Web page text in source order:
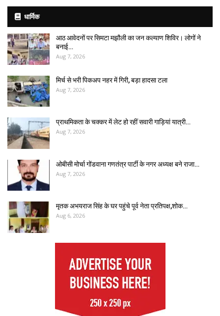
धार्मिक
आठ आवेदनों पर सिमटा मझौली का जन कल्याण शिविर। लोगों ने
बनाई…
Aug 7, 2026
मिर्च से भरी पिकअप नहर में गिरी, बड़ा हादसा टला
Aug 7, 2026
प्राथमिकता के चक्कर में लेट हो रहीं सवारी गाड़ियां यात्री…
Aug 7, 2026
ओबीसी मोर्चा गोंडवाना गणतंत्र पार्टी के नगर अध्यक्ष बने राजा…
Aug 7, 2026
मृतक अभयराज सिंह के घर पहुंचे पूर्व नेता प्रतिपक्ष,शोक…
Aug 6, 2026